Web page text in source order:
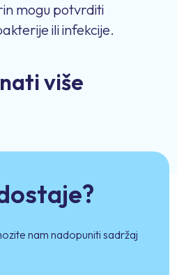
mogu potvrditi
ili infekcije.
više
nam nadopuniti sadržaj